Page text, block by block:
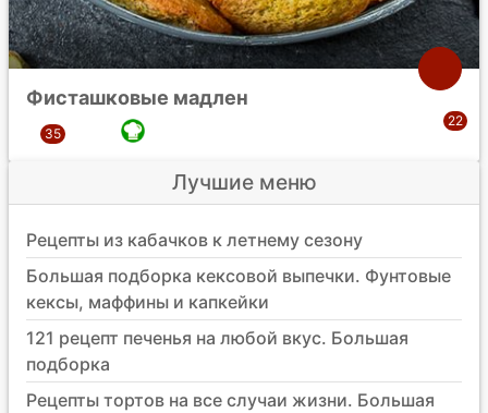
Фисташковые мадлен
Лучшие меню
Рецепты из кабачков к летнему сезону
Большая подборка кексовой выпечки. Фунтовые
кексы, маффины и капкейки
121 рецепт печенья на любой вкус. Большая
подборка
Рецепты тортов на все случаи жизни. Большая